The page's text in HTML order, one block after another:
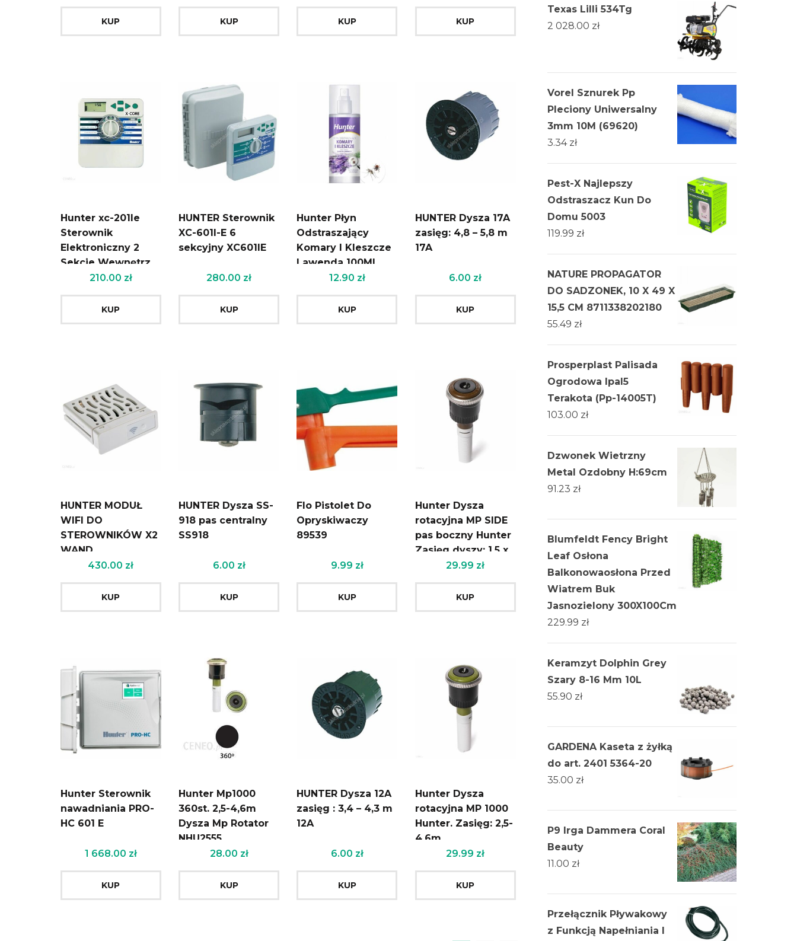
KUP KUP KUP KUP
Hunter xc-201Ie
Sterownik
Elektroniczny 2
Sekcje Wewnętrz
210.00 zł
KUP
HUNTER Sterownik
XC-601I-E 6
sekcyjny XC601IE
280.00 zł
KUP
Hunter Płyn
Odstraszający
Komary I Kleszcze
Lawenda 100Ml
12.90 zł
KUP
HUNTER Dysza 17A
zasięg: 4,8 – 5,8 m
17A
6.00 zł
KUP
HUNTER MODUŁ
WIFI DO
STEROWNIKÓW X2
WAND
430.00 zł
KUP
HUNTER Dysza SS-
918 pas centralny
SS918
6.00 zł
KUP
Flo Pistolet Do
Opryskiwaczy
89539
9.99 zł
KUP
Hunter Dysza
rotacyjna MP SIDE
pas boczny Hunter
Zasięg dyszy: 1,5 x
29.99 zł
KUP
Hunter Sterownik
nawadniania PRO-
HC 601 E
1 668.00 zł
KUP
Hunter Mp1000
360st. 2,5-4,6m
Dysza Mp Rotator
NHU2555
28.00 zł
KUP
HUNTER Dysza 12A
zasięg : 3,4 – 4,3 m
12A
6.00 zł
KUP
Hunter Dysza
rotacyjna MP 1000
Hunter. Zasięg: 2,5-
4,6m
29.99 zł
KUP
Texas Lilli 534Tg
2 028.00 zł
Vorel Sznurek Pp
Pleciony Uniwersalny
3mm 10M (69620)
3.34 zł
Pest-X Najlepszy
Odstraszacz Kun Do
Domu 5003
119.99 zł
NATURE PROPAGATOR
DO SADZONEK, 10 X 49 X
15,5 CM 8711338202180
55.49 zł
Prosperplast Palisada
Ogrodowa Ipal5
Terakota (Pp-14005T)
103.00 zł
Dzwonek Wietrzny
Metal Ozdobny H:69cm
91.23 zł
Blumfeldt Fency Bright
Leaf Osłona
Balkonowaosłona Przed
Wiatrem Buk
Jasnozielony 300X100Cm
229.99 zł
Keramzyt Dolphin Grey
Szary 8-16 Mm 10L
55.90 zł
GARDENA Kaseta z żyłką
do art. 2401 5364-20
35.00 zł
P9 Irga Dammera Coral
Beauty
11.00 zł
Przełącznik Pływakowy
z Funkcją Napełniania I